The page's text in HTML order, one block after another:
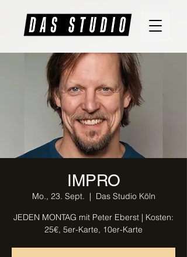
IMPRO
Mo., 23. Sept.
  |
Das Studio Köln
JEDEN MONTAG mit Peter Eberst | Kosten:
25€, 5er-Karte, 10er-Karte